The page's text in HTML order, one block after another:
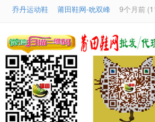
乔丹运动鞋 莆田鞋网-吮双峰 9个月前